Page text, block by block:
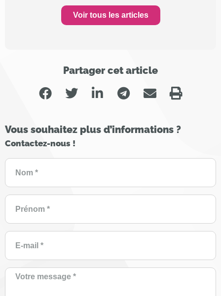
Voir tous les articles
Vous souhaitez plus d’informations ?
Contactez-nous !
Partager cet article